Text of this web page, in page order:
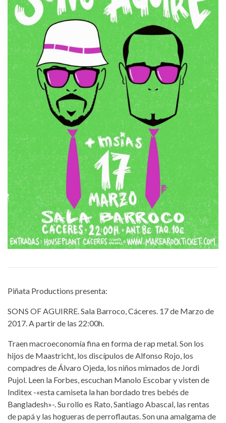
Piñata Productions presenta:
SONS OF AGUIRRE. Sala Barroco, Cáceres. 17 de Marzo de
2017. A partir de las 22:00h.
Traen macroeconomía fina en forma de rap metal. Son los
hijos de Maastricht, los discípulos de Alfonso Rojo, los
compadres de Álvaro Ojeda, los niños mimados de Jordi
Pujol. Leen la Forbes, escuchan Manolo Escobar y visten de
Inditex -«esta camiseta la han bordado tres bebés de
Bangladesh»-. Su rollo es Rato, Santiago Abascal, las rentas
de papá y las hogueras de perroflautas. Son una amalgama de